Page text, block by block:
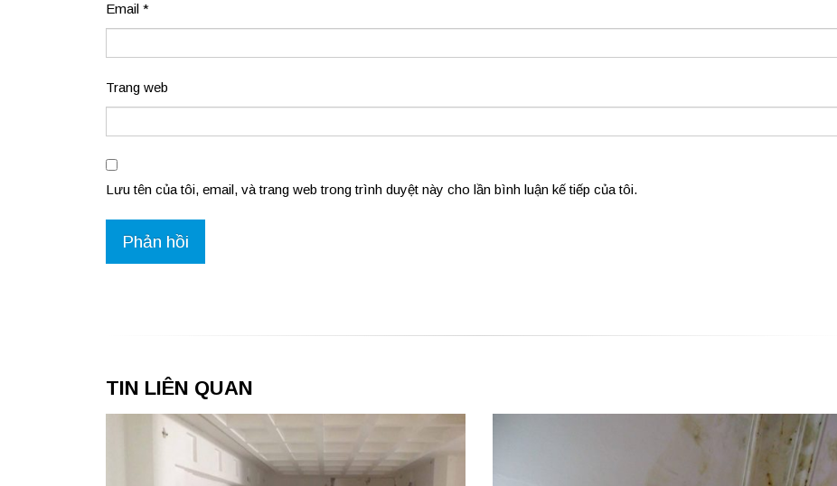
Email *
Trang web
Lưu tên của tôi, email, và trang web trong trình duyệt này cho lần bình luận kế tiếp của tôi.
TIN LIÊN QUAN